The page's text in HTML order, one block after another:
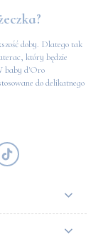
doby. Dlatego tak
który będzie
baby d'Oro
do delikatnego